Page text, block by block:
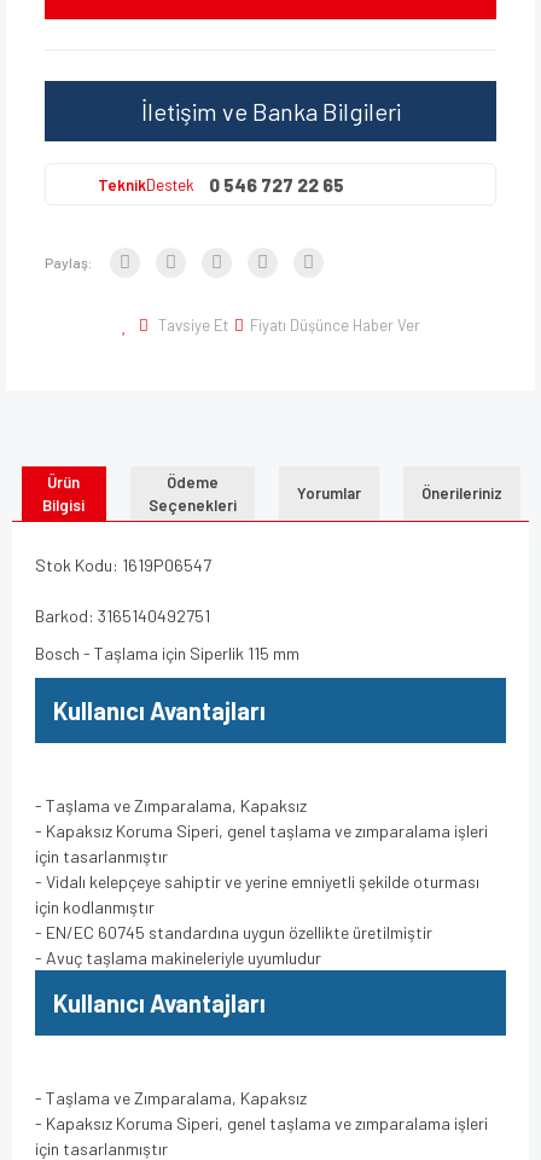
İletişim ve Banka Bilgileri
TeknikDestek 0 546 727 22 65
Paylaş:
Tavsiye Et Fiyatı Düşünce Haber Ver
Ürün
Bilgisi
Ödeme
Seçenekleri
Yorumlar Önerileriniz
Stok Kodu: 1619P06547
Barkod: 3165140492751
Bosch - Taşlama için Siperlik 115 mm
Kullanıcı Avantajları
- Taşlama ve Zımparalama, Kapaksız
- Kapaksız Koruma Siperi, genel taşlama ve zımparalama işleri
için tasarlanmıştır
- Vidalı kelepçeye sahiptir ve yerine emniyetli şekilde oturması
için kodlanmıştır
- EN/EC 60745 standardına uygun özellikte üretilmiştir
- Avuç taşlama makineleriyle uyumludur
Kullanıcı Avantajları
- Taşlama ve Zımparalama, Kapaksız
- Kapaksız Koruma Siperi, genel taşlama ve zımparalama işleri
için tasarlanmıştır